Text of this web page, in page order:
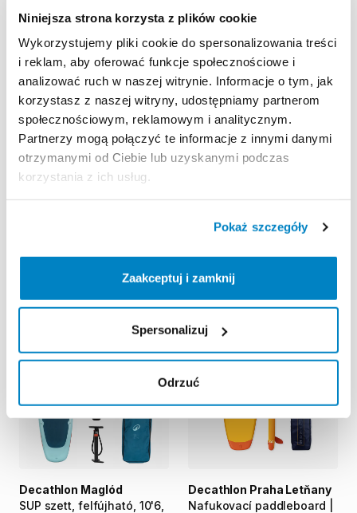
Niniejsza strona korzysta z plików cookie
Wykorzystujemy pliki cookie do spersonalizowania treści
i reklam, aby oferować funkcje społecznościowe i
analizować ruch w naszej witrynie. Informacje o tym, jak
korzystasz z naszej witryny, udostępniamy partnerom
społecznościowym, reklamowym i analitycznym.
Partnerzy mogą połączyć te informacje z innymi danymi
otrzymanymi od Ciebie lub uzyskanymi podczas
korzystania z ich usług.
Pokaż szczegóły
Zaakceptuj i zamknij
Spersonalizuj
Odrzuć
3490 HUF /dzień
vel. XL | do 310 kg
dzień
vel. XL | do 310 kg
Decathlon Pardubice
200,00 CZK
SUP szett felfújható 10'6
Decathlon Maglód
Nafukovací paddleboard
Decathlon Praha Letňany